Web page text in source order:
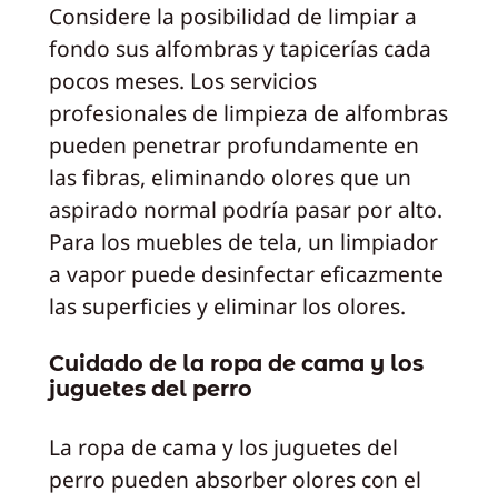
Considere la posibilidad de limpiar a
fondo sus alfombras y tapicerías cada
pocos meses. Los servicios
profesionales de limpieza de alfombras
pueden penetrar profundamente en
las fibras, eliminando olores que un
aspirado normal podría pasar por alto.
Para los muebles de tela, un limpiador
a vapor puede desinfectar eficazmente
las superficies y eliminar los olores.
Cuidado de la ropa de cama y los
juguetes del perro
La ropa de cama y los juguetes del
perro pueden absorber olores con el